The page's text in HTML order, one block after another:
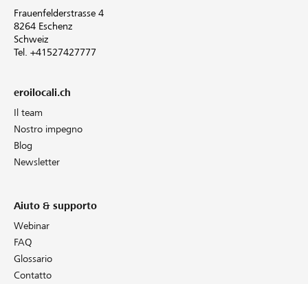
Frauenfelderstrasse 4
8264 Eschenz
Schweiz
Tel. +41527427777
eroilocali.ch
Il team
Nostro impegno
Blog
Newsletter
Aiuto & supporto
Webinar
FAQ
Glossario
Contatto